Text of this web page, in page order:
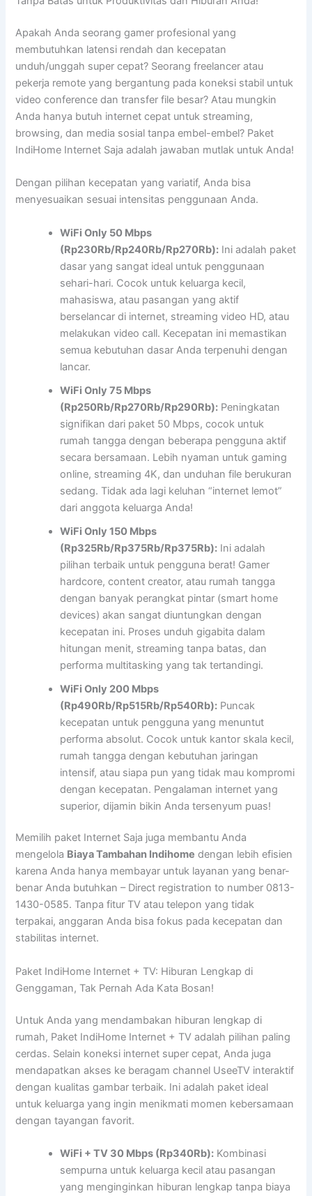
Apakah Anda seorang gamer profesional yang
membutuhkan latensi rendah dan kecepatan
unduh/unggah super cepat? Seorang freelancer atau
pekerja remote yang bergantung pada koneksi stabil untuk
video conference dan transfer file besar? Atau mungkin
Anda hanya butuh internet cepat untuk streaming,
browsing, dan media sosial tanpa embel-embel? Paket
IndiHome Internet Saja adalah jawaban mutlak untuk Anda!
Dengan pilihan kecepatan yang variatif, Anda bisa
menyesuaikan sesuai intensitas penggunaan Anda.
WiFi Only 50 Mbps
(Rp230Rb/Rp240Rb/Rp270Rb): Ini adalah paket
dasar yang sangat ideal untuk penggunaan
sehari-hari. Cocok untuk keluarga kecil,
mahasiswa, atau pasangan yang aktif
berselancar di internet, streaming video HD, atau
melakukan video call. Kecepatan ini memastikan
semua kebutuhan dasar Anda terpenuhi dengan
lancar.
WiFi Only 75 Mbps
(Rp250Rb/Rp270Rb/Rp290Rb): Peningkatan
signifikan dari paket 50 Mbps, cocok untuk
rumah tangga dengan beberapa pengguna aktif
secara bersamaan. Lebih nyaman untuk gaming
online, streaming 4K, dan unduhan file berukuran
sedang. Tidak ada lagi keluhan “internet lemot”
dari anggota keluarga Anda!
WiFi Only 150 Mbps
(Rp325Rb/Rp375Rb/Rp375Rb): Ini adalah
pilihan terbaik untuk pengguna berat! Gamer
hardcore, content creator, atau rumah tangga
dengan banyak perangkat pintar (smart home
devices) akan sangat diuntungkan dengan
kecepatan ini. Proses unduh gigabita dalam
hitungan menit, streaming tanpa batas, dan
performa multitasking yang tak tertandingi.
WiFi Only 200 Mbps
(Rp490Rb/Rp515Rb/Rp540Rb): Puncak
kecepatan untuk pengguna yang menuntut
performa absolut. Cocok untuk kantor skala kecil,
rumah tangga dengan kebutuhan jaringan
intensif, atau siapa pun yang tidak mau kompromi
dengan kecepatan. Pengalaman internet yang
superior, dijamin bikin Anda tersenyum puas!
Memilih paket Internet Saja juga membantu Anda
mengelola Biaya Tambahan Indihome dengan lebih efisien
karena Anda hanya membayar untuk layanan yang benar-
benar Anda butuhkan – Direct registration to number 0813-
1430-0585. Tanpa fitur TV atau telepon yang tidak
terpakai, anggaran Anda bisa fokus pada kecepatan dan
stabilitas internet.
Paket IndiHome Internet + TV: Hiburan Lengkap di
Genggaman, Tak Pernah Ada Kata Bosan!
Untuk Anda yang mendambakan hiburan lengkap di
rumah, Paket IndiHome Internet + TV adalah pilihan paling
cerdas. Selain koneksi internet super cepat, Anda juga
mendapatkan akses ke beragam channel UseeTV interaktif
dengan kualitas gambar terbaik. Ini adalah paket ideal
untuk keluarga yang ingin menikmati momen kebersamaan
dengan tayangan favorit.
WiFi + TV 30 Mbps (Rp340Rb): Kombinasi
sempurna untuk keluarga kecil atau pasangan
yang menginginkan hiburan lengkap tanpa biaya